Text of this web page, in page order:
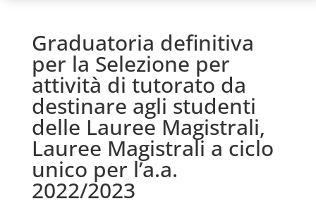
Graduatoria definitiva
per la Selezione per
attività di tutorato da
destinare agli studenti
delle Lauree Magistrali,
Lauree Magistrali a ciclo
unico per l’a.a.
2022/2023